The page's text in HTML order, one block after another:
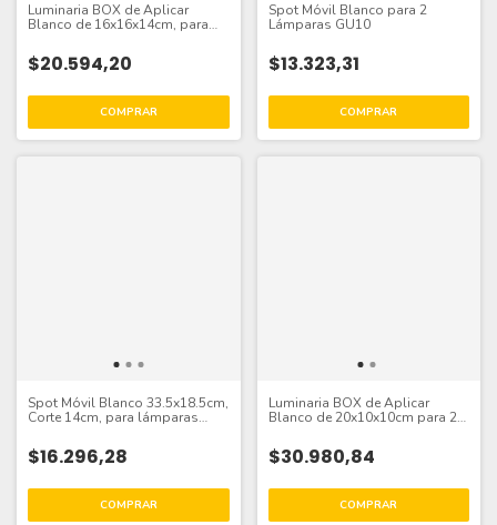
Luminaria BOX de Aplicar
Blanco de 16x16x14cm, para
$20.594,20
Spot Móvil Blanco para 2
Lámparas GU10
$13.323,31
Spot Móvil Blanco 33.5x18.5cm,
Corte 14cm, para lámparas
$16.296,28
Luminaria BOX de Aplicar
Blanco de 20x10x10cm para 2
$30.980,84